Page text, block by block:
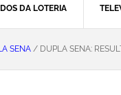
DA LOTERIA
SENA / DUPLA SENA: